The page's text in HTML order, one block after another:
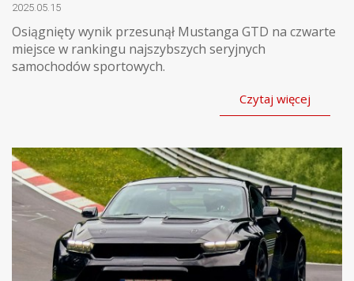
2025.05.15
Osiągnięty wynik przesunął Mustanga GTD na czwarte
miejsce w rankingu najszybszych seryjnych
samochodów sportowych.
Czytaj więcej